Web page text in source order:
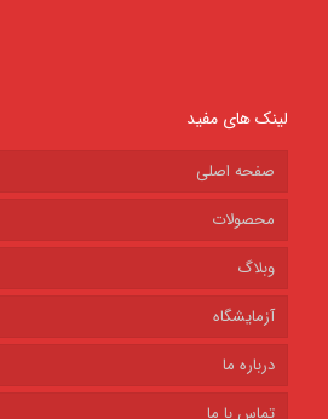
لینک های مفید
صفحه اصلی
محصولات
وبلاگ
آزمایشگاه
درباره ما
تماس با ما